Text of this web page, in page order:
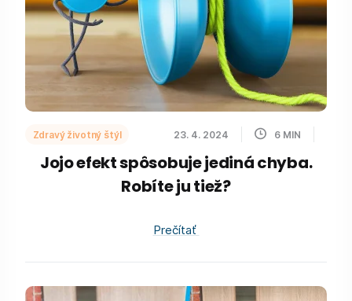
Zdravý životný štýl 23. 4. 2024 6 MIN
Jojo efekt spôsobuje jediná chyba.
Robíte ju tiež?
Prečítať